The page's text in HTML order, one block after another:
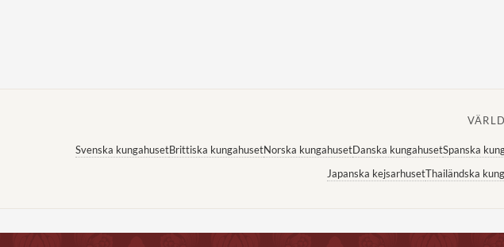
Svenska kungahusetBrittiska kungahusetNorska kungahusetDanska kungahusetSpanska
Japanska kejsarhusetThailändska